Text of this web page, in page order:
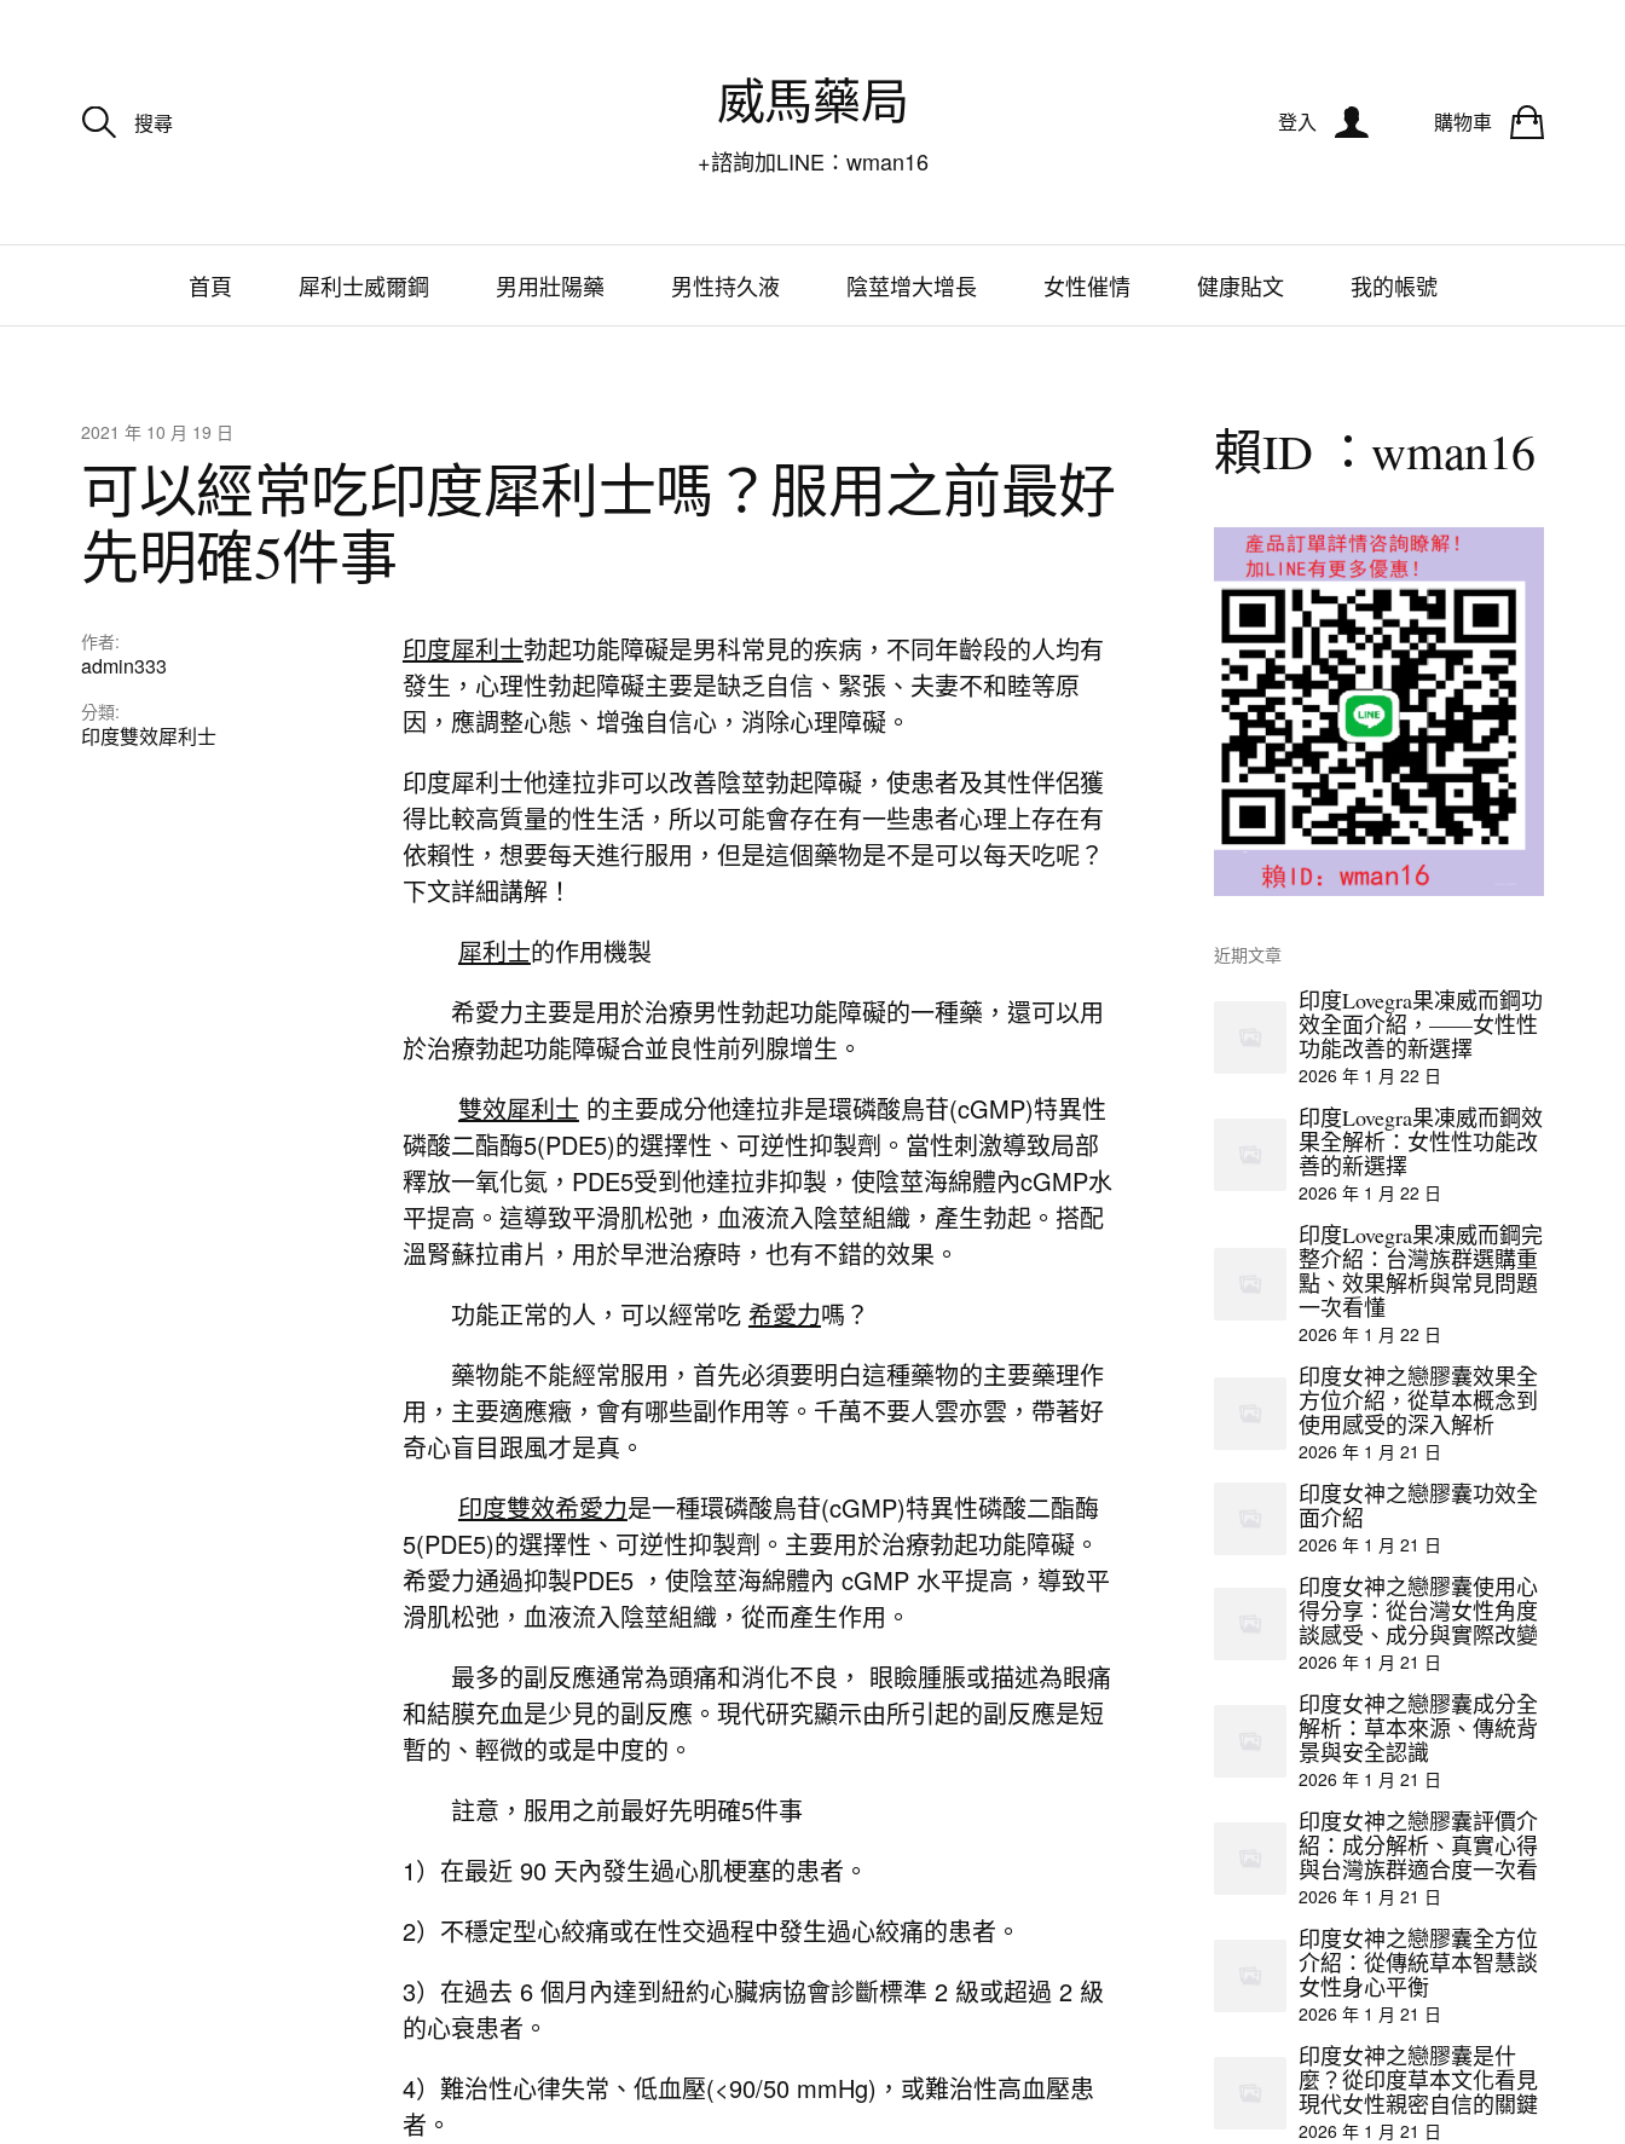
搜
尋 威馬藥局
+諮詢加LINE：wman16
登入 購物車
首頁 犀利士威爾鋼 男用壯陽藥 男性持久液 陰莖增大增長 女性催情 健康貼文 我的帳號
2021 年 10 月 19 日
可以經常吃印度犀利士嗎？服用之前最好
先明確5件事
作者:
admin333
分類:
印度雙效犀利士
印度犀利士勃起功能障礙是男科常見的疾病，不同年齡段的人均有
發生，心理性勃起障礙主要是缺乏自信、緊張、夫妻不和睦等原
因，應調整心態、增強自信心，消除心理障礙。
印度犀利士他達拉非可以改善陰莖勃起障礙，使患者及其性伴侶獲
得比較高質量的性生活，所以可能會存在有一些患者心理上存在有
依賴性，想要每天進行服用，但是這個藥物是不是可以每天吃呢？
下文詳細講解！
犀利士的作用機製
希愛力主要是用於治療男性勃起功能障礙的一種藥，還可以用
於治療勃起功能障礙合並良性前列腺增生。
雙效犀利士 的主要成分他達拉非是環磷酸鳥苷(cGMP)特異性
磷酸二酯酶5(PDE5)的選擇性、可逆性抑製劑。當性刺激導致局部
釋放一氧化氮，PDE5受到他達拉非抑製，使陰莖海綿體內cGMP水
平提高。這導致平滑肌松弛，血液流入陰莖組織，產生勃起。搭配
溫腎蘇拉甫片，用於早泄治療時，也有不錯的效果。
功能正常的人，可以經常吃 希愛力嗎？
藥物能不能經常服用，首先必須要明白這種藥物的主要藥理作
用，主要適應癥，會有哪些副作用等。千萬不要人雲亦雲，帶著好
奇心盲目跟風才是真。
印度雙效希愛力是一種環磷酸鳥苷(cGMP)特異性磷酸二酯酶
5(PDE5)的選擇性、可逆性抑製劑。主要用於治療勃起功能障礙。
希愛力通過抑製PDE5 ，使陰莖海綿體內 cGMP 水平提高，導致平
滑肌松弛，血液流入陰莖組織，從而產生作用。
最多的副反應通常為頭痛和消化不良， 眼瞼腫脹或描述為眼痛
和結膜充血是少見的副反應。現代研究顯示由所引起的副反應是短
暫的、輕微的或是中度的。
註意，服用之前最好先明確5件事
1）在最近 90 天內發生過心肌梗塞的患者。
2）不穩定型心絞痛或在性交過程中發生過心絞痛的患者。
3）在過去 6 個月內達到紐約心臟病協會診斷標準 2 級或超過 2 級
的心衰患者。
4）難治性心律失常、低血壓(<90/50 mmHg)，或難治性高血壓患
者。
賴ID ：wman16
近期文章
印度Lovegra果凍威而鋼功
效全面介紹，——女性性
功能改善的新選擇
2026 年 1 月 22 日
印度Lovegra果凍威而鋼效
果全解析：女性性功能改
善的新選擇
2026 年 1 月 22 日
印度Lovegra果凍威而鋼完
整介紹：台灣族群選購重
點、效果解析與常見問題
一次看懂
2026 年 1 月 22 日
印度女神之戀膠囊效果全
方位介紹，從草本概念到
使用感受的深入解析
2026 年 1 月 21 日
印度女神之戀膠囊功效全
面介紹
2026 年 1 月 21 日
印度女神之戀膠囊使用心
得分享：從台灣女性角度
談感受、成分與實際改變
2026 年 1 月 21 日
印度女神之戀膠囊成分全
解析：草本來源、傳統背
景與安全認識
2026 年 1 月 21 日
印度女神之戀膠囊評價介
紹：成分解析、真實心得
與台灣族群適合度一次看
2026 年 1 月 21 日
印度女神之戀膠囊全方位
介紹：從傳統草本智慧談
女性身心平衡
2026 年 1 月 21 日
印度女神之戀膠囊是什
麼？從印度草本文化看見
現代女性親密自信的關鍵
2026 年 1 月 21 日